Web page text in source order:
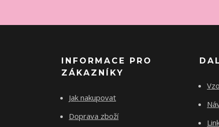
INFORMACE PRO
ZÁKAZNÍKY
Jak nakupovat
Doprava zboží